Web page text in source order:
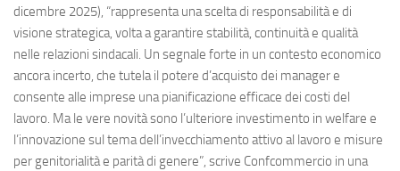
dicembre 2025), “rappresenta una scelta di responsabilità e di
visione strategica, volta a garantire stabilità, continuità e qualità
nelle relazioni sindacali. Un segnale forte in un contesto economico
ancora incerto, che tutela il potere d’acquisto dei manager e
consente alle imprese una pianificazione efficace dei costi del
lavoro. Ma le vere novità sono l’ulteriore investimento in welfare e
l’innovazione sul tema dell’invecchiamento attivo al lavoro e misure
per genitorialità e parità di genere”, scrive Confcommercio in una